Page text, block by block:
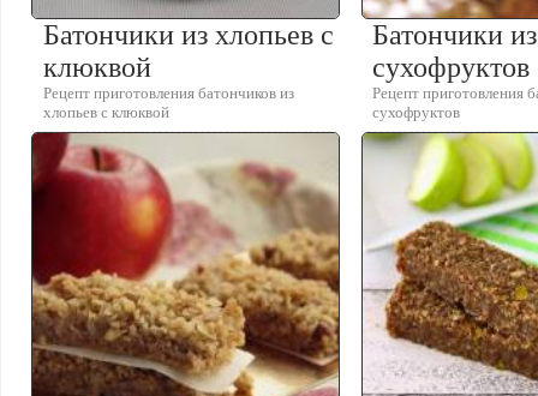
Батончики из хлопьев с
клюквой
Рецепт приготовления батончиков из
хлопьев с клюквой
Батончики из
сухофруктов
Рецепт приготовления
сухофруктов